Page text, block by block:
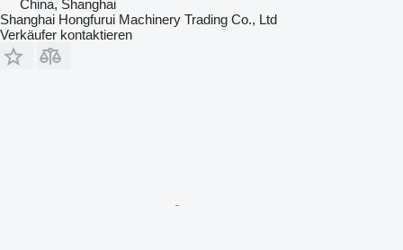
China, Shanghai
Shanghai Hongfurui Machinery Trading Co., Ltd
Verkäufer kontaktieren